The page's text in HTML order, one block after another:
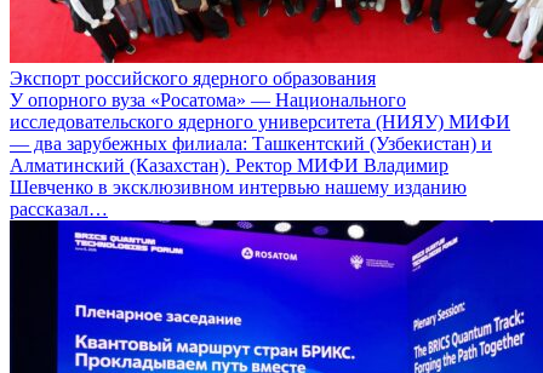
Экспорт российского ядерного образования
У опорного вуза «Росатома» — Национального
исследовательского ядерного университета (НИЯУ) МИФИ
— два зарубежных филиала: Ташкентский (Узбекистан) и
Алматинский (Казахстан). Ректор МИФИ Владимир
Шевченко в эксклюзивном интервью нашему изданию
рассказал…